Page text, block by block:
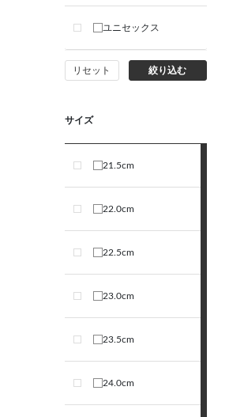
ユニセックス
リセット 絞り込む
サイズ
21.5cm
22.0cm
22.5cm
23.0cm
23.5cm
24.0cm